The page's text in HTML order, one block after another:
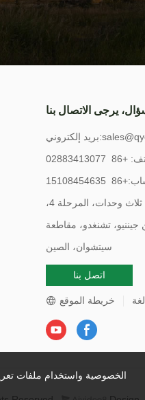
بريد إلكتروني:
02883413077
15108454635
العنوان:1202 غرفة، ثلاث وحدات، المرحلة 4،
تشنغدو، مقاطعة
سيتشوان، الصين
اتصل بنا
لغة خريطة الموقع
الخصوصية واستخدام ملفات